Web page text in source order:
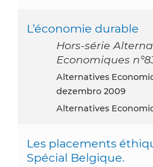
L’économie durable
Hors-série
Economiques
Alternatives Economiques, Paris, France,
dezembro 2009
Alternatives
Les placements
Spécial Belgique.